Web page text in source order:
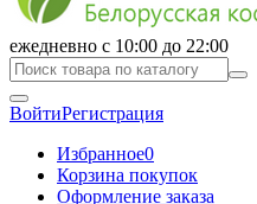
ежедневно с 10:00 до 22:00
ВойтиРегистрация
Избранное0
Корзина покупок
Оформление заказа